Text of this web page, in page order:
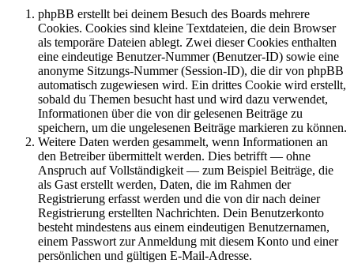
phpBB erstellt bei deinem Besuch des Boards mehrere
Cookies. Cookies sind kleine Textdateien, die dein Browser
als temporäre Dateien ablegt. Zwei dieser Cookies enthalten
eine eindeutige Benutzer-Nummer (Benutzer-ID) sowie eine
anonyme Sitzungs-Nummer (Session-ID), die dir von phpBB
automatisch zugewiesen wird. Ein drittes Cookie wird erstellt,
sobald du Themen besucht hast und wird dazu verwendet,
Informationen über die von dir gelesenen Beiträge zu
speichern, um die ungelesenen Beiträge markieren zu können.
Weitere Daten werden gesammelt, wenn Informationen an
den Betreiber übermittelt werden. Dies betrifft — ohne
Anspruch auf Vollständigkeit — zum Beispiel Beiträge, die
als Gast erstellt werden, Daten, die im Rahmen der
Registrierung erfasst werden und die von dir nach deiner
Registrierung erstellten Nachrichten. Dein Benutzerkonto
besteht mindestens aus einem eindeutigen Benutzernamen,
einem Passwort zur Anmeldung mit diesem Konto und einer
persönlichen und gültigen E-Mail-Adresse.